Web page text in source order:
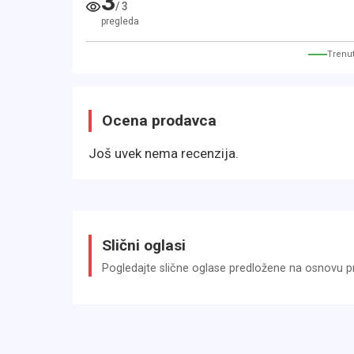
✅ Sitzheizung
✅ Xenon-Scheinwerfer
Komfort & Alltag
✅ Ideal für Alltag & Gelände
✅ Weitere Ausstattung und Details siehe
/3
pregleda
Ocena prodavca
Još uvek nema recenzija.
Slični oglasi
Pogledajte slične oglase predložene na osnovu